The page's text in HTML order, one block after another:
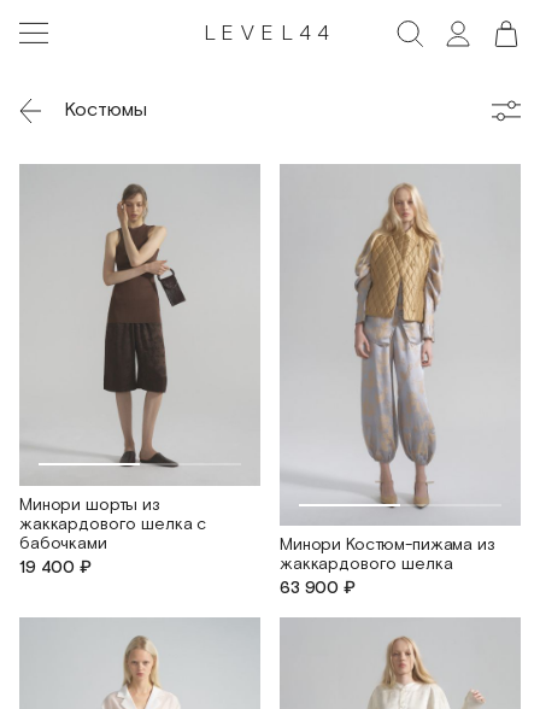
LEVEL44
Костюмы
Минори шорты из
жаккардового шелка с
бабочками
19 400 ₽
Минори Костюм-пижама из
жаккардового шелка
63 900 ₽